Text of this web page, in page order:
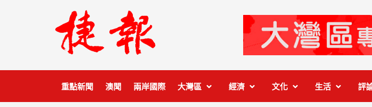
重點新聞 澳聞 兩岸國際 大灣區 經濟 文化 生活 評